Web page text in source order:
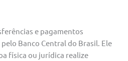
e pagamentos
Banco Central do Brasil. Ele
física ou jurídica realize